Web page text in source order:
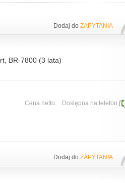
Dodaj do ZAPYTANIA
BR-7800 (3 lata)
Cena netto: Dostępna na telefon
Dodaj do ZAPYTANIA